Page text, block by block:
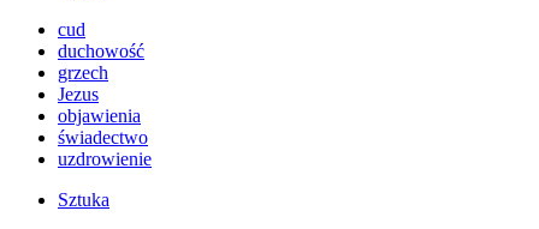
cud
duchowość
grzech
Jezus
objawienia
świadectwo
uzdrowienie
Sztuka